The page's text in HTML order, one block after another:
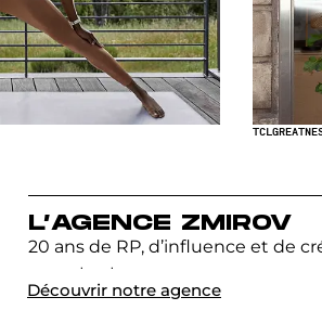
TCL
L’AGENCE ZMIROV
20 ans de RP, d’influence et de
comptent.
Découvrir notre agence